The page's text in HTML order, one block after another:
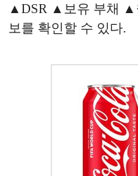
▲DSR ▲보유 부채 ▲
보를 확인할 수 있다.